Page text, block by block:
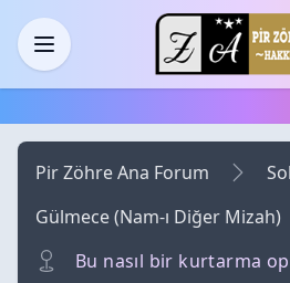
Skip to main content
Menü
Pir Zöhre Ana Forum
Gülmece (Nam-ı Diğer Mizah)
Bu nasıl bir kurtarma